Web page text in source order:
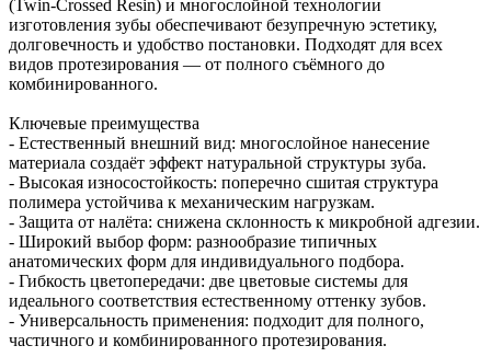
(Twin‑Crossed Resin) и многослойной технологии
изготовления зубы обеспечивают безупречную эстетику,
долговечность и удобство постановки. Подходят для всех
видов протезирования — от полного съёмного до
комбинированного.
Ключевые преимущества
- Естественный внешний вид: многослойное нанесение
материала создаёт эффект натуральной структуры зуба.
- Высокая износостойкость: поперечно сшитая структура
полимера устойчива к механическим нагрузкам.
- Защита от налёта: снижена склонность к микробной адгезии.
- Широкий выбор форм: разнообразие типичных
анатомических форм для индивидуального подбора.
- Гибкость цветопередачи: две цветовые системы для
идеального соответствия естественному оттенку зубов.
- Универсальность применения: подходит для полного,
частичного и комбинированного протезирования.